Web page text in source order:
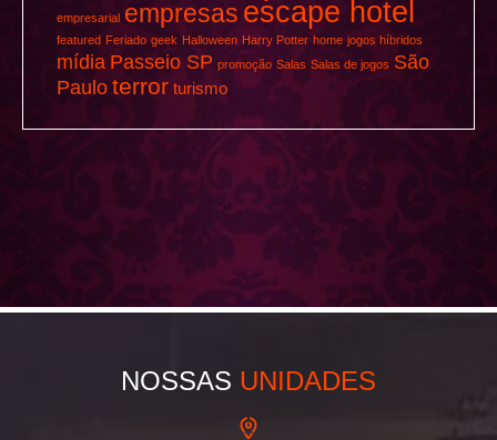
empresarial empresas escape hotel
featured Feriado geek Halloween Harry Potter home jogos híbridos
mídia Passeio SP promoção Salas Salas de jogos São
Pauloterror turismo
NOSSAS UNIDADES